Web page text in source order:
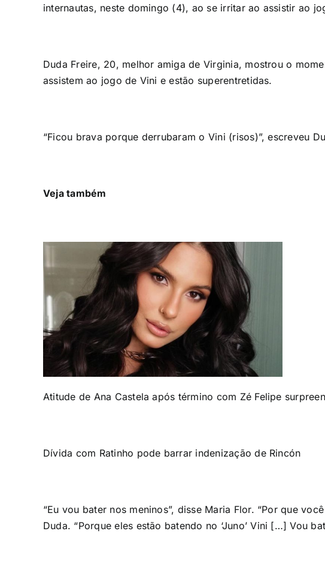
internautas, neste domingo (4), ao se irritar ao assistir ao
Duda Freire, 20, melhor amiga de Virginia, mostrou o
assistem ao jogo de Vini e estão superentretidas.
“Ficou brava porque derrubaram o Vini (risos)”, escreveu
Veja também
Atitude de Ana Castela após término com Zé Felipe
Dívida com Ratinho pode barrar indenização de Rincón
“Eu vou bater nos meninos”, disse Maria Flor. “Por que
Duda. “Porque eles estão batendo no ‘Juno’ Vini […] Vou